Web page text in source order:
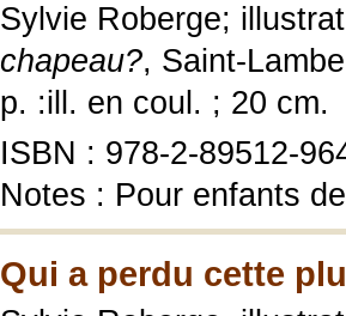
Sylvie Roberge;
chapeau?, Saint-
p. :ill. en coul. ; 20 cm.
ISBN : 978-2-89512-
Notes : Pour enfants
Qui a perdu cette